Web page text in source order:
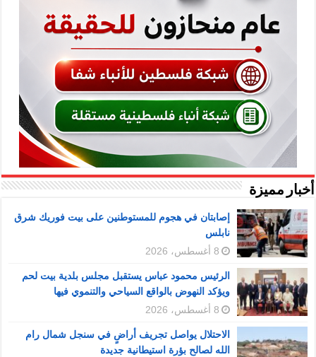
أخبار مميزة
إصابتان في هجوم للمستوطنين على بيت فوريك شرق
نابلس
8 أغسطس، 2026
الرئيس محمود عباس يستقبل مجلس بلدية بيت لحم
ويؤكد النهوض بالواقع السياحي والتنموي فيها
8 أغسطس، 2026
الاحتلال يواصل تجريف أراضٍ في سنجل شمال رام
الله لصالح بؤرة استيطانية جديدة